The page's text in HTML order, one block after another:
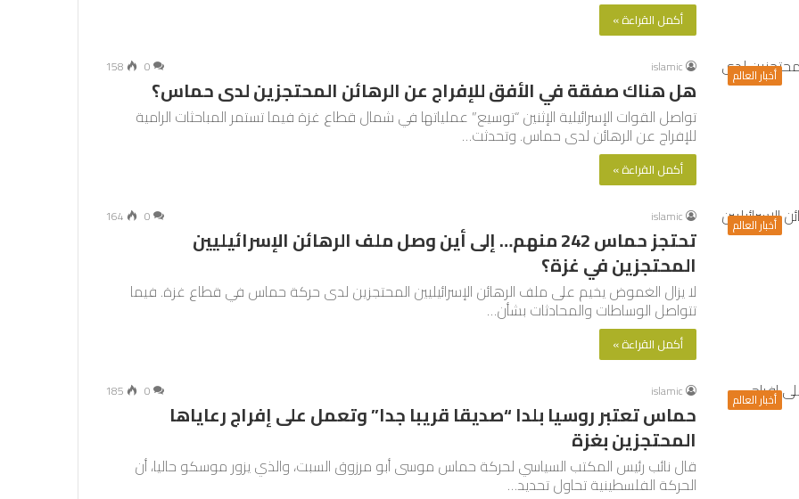
أكمل القراءة »
أخبار العالم islamic
0
158
هل هناك صفقة في الأفق للإفراج عن الرهائن المحتجزين لدى حماس؟
تواصل القوات الإسرائيلية الإثنين “توسيع” عملياتها في شمال قطاع غزة فيما تستمر المباحثات الرامية
للإفراج عن الرهائن لدى حماس. وتحدثت…
أكمل القراءة »
أخبار العالم islamic
0
164
تحتجز حماس 242 منهم… إلى أين وصل ملف الرهائن الإسرائيليين
المحتجزين في غزة؟
لا يزال الغموض يخيم على ملف الرهائن الإسرائيليين المحتجزين لدى حركة حماس في قطاع غزة. فيما
تتواصل الوساطات والمحادثات بشأن…
أكمل القراءة »
أخبار العالم islamic
0
185
حماس تعتبر روسيا بلدا “صديقا قريبا جدا” وتعمل على إفراج رعاياها
المحتجزين بغزة
قال نائب رئيس المكتب السياسي لحركة حماس موسى أبو مرزوق السبت، والذي يزور موسكو حاليا، أن
الحركة الفلسطينية تحاول تحديد…